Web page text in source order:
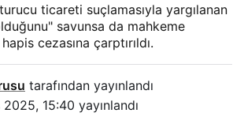
Cezas
ticareti suçlamasıyla yargılanan
savunsa da mahkeme
cezasına çarptırıldı.
tarafından yayınlandı
2025, 15:40 yayınlandı